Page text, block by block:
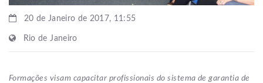
20 de Janeiro de 2017, 11:55
Rio de Janeiro
Formações visam capacitar profissionais do sistema de garantia de